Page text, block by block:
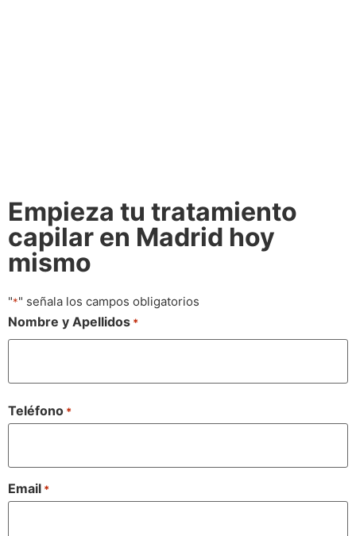
Empieza tu tratamiento
capilar en Madrid hoy
mismo
"*" señala los campos obligatorios
Nombre y Apellidos *
Teléfono *
Email *